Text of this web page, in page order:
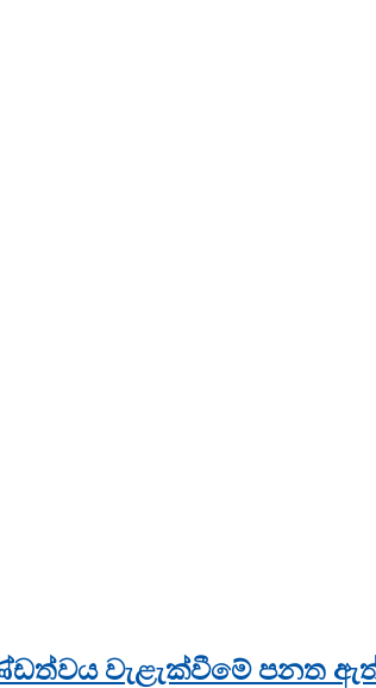
වැළැක්වීමේ පනත